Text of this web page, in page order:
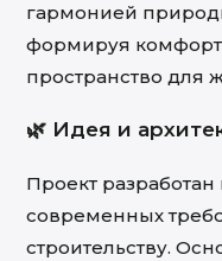
гармонией
формируя
пространство для
🌿 Идея и
Проект
современных
строительству.